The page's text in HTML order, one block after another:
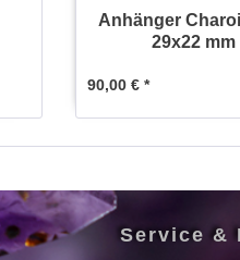
Anhänger
29x22 mm
90,00 € *
Service &